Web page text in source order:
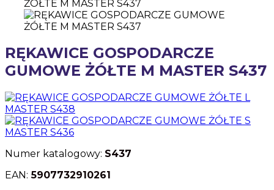
RĘKAWICE GOSPODARCZE
GUMOWE ŻÓŁTE M MASTER S437
Numer katalogowy: S437
EAN: 5907732910261